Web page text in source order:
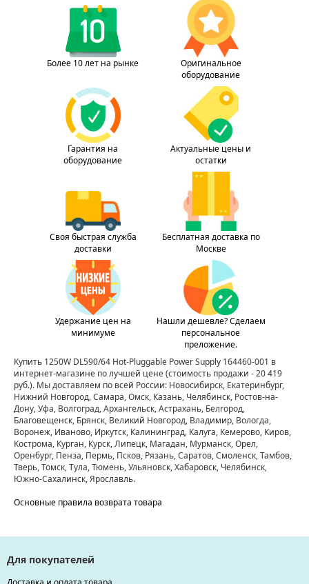
Более 10 лет на рынке
Оригинальное
оборудование
Гарантия на
оборудование
Актуальные цены и
остатки
Своя быстрая служба
доставки
Бесплатная доставка по
Москве
Удержание цен на
минимуме
Нашли дешевле? Сделаем
персональное
преложение.
Купить 1250W DL590/64 Hot-Pluggable Power Supply 164460-001 в
интернет-магазине по лучшей цене(стоимость продажи - 20 419
руб.). Мы доставляем по всей России: Новосибирск, Екатеринбург,
Нижний Новгород, Самара, Омск, Казань, Челябинск, Ростов-на-
Дону, Уфа, Волгоград, Архангельск, Астрахань, Белгород,
Благовещенск, Брянск, Великий Новгород, Владимир, Вологда,
Воронеж, Иваново, Иркутск, Калининград, Калуга, Кемерово, Киров,
Кострома, Курган, Курск, Липецк, Магадан, Мурманск, Орел,
Оренбург, Пенза, Пермь, Псков, Рязань, Саратов, Смоленск, Тамбов,
Тверь, Томск, Тула, Тюмень, Ульяновск, Хабаровск, Челябинск,
Южно-Сахалинск, Ярославль.
Основные правила возврата товара
Для покупателей